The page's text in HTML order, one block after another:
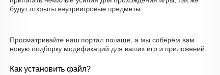
будут открыты внутриигровые предметы.
Просматривайте наш портал почаще, а мы соберём вам
новую подборку модификаций для ваших игр и приложений.
Как установить файл?